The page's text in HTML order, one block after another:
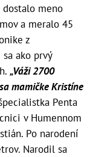
meno
a meralo 45
z
ako prvý
„Váži 2700
mamičke Kristíne
Penta
v Humennom
Po narodení
Narodil sa